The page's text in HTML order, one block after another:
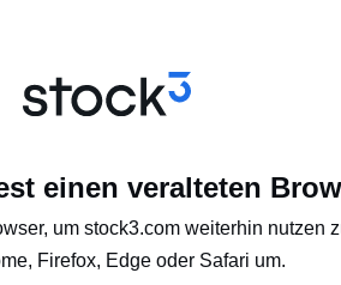
einen veralteten
um stock3.com weiterhin nutzen
Firefox, Edge oder Safari um.